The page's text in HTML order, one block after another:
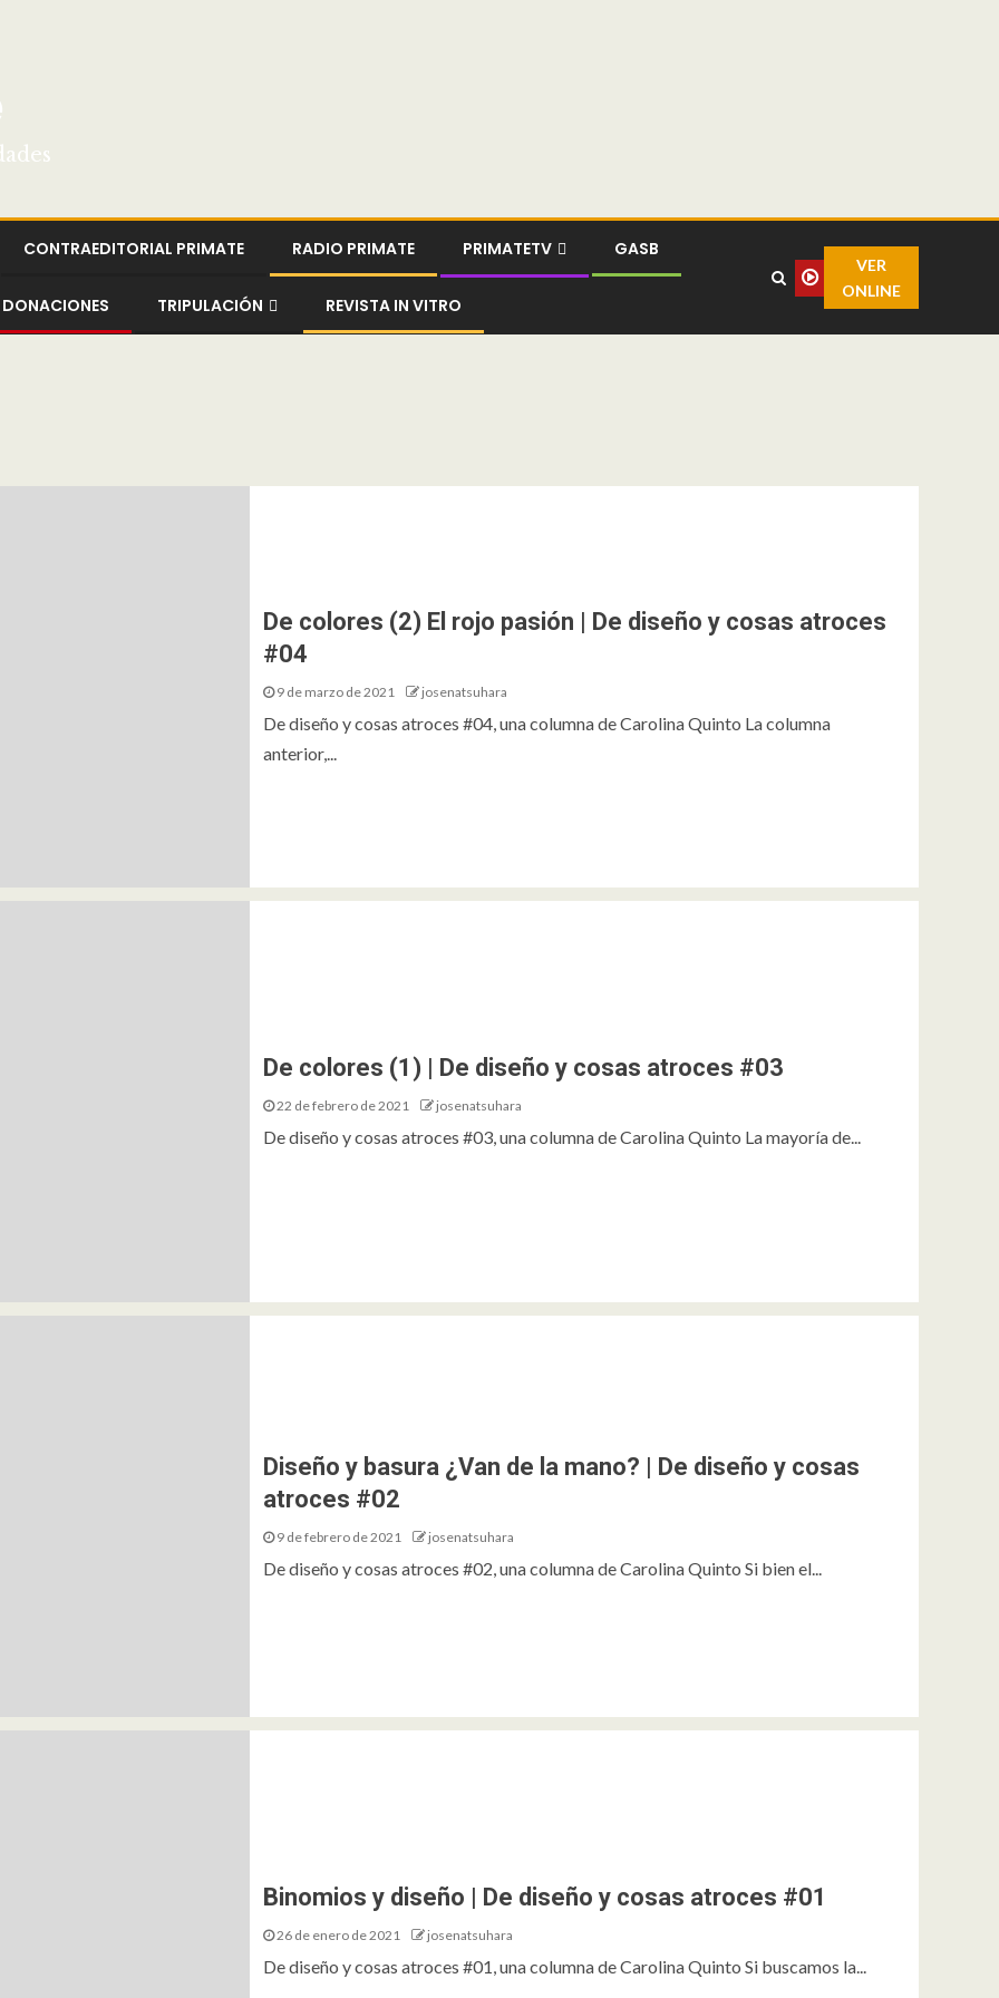
CONTRAEDITORIAL PRIMATE RADIO PRIMATE PRIMATETV GASB
DONACIONES TRIPULACIÓN REVISTA IN VITRO
VER
ONLINE
De colores (2) El rojo pasión | De diseño y cosas atroces
#04
9 de marzo de 2021 josenatsuhara
De diseño y cosas atroces #04, una columna de Carolina Quinto La columna
anterior,...
De colores (1) | De diseño y cosas atroces #03
22 de febrero de 2021 josenatsuhara
De diseño y cosas atroces #03, una columna de Carolina Quinto La mayoría de...
Diseño y basura ¿Van de la mano? | De diseño y cosas
atroces #02
9 de febrero de 2021 josenatsuhara
De diseño y cosas atroces #02, una columna de Carolina Quinto Si bien el...
Binomios y diseño | De diseño y cosas atroces #01
26 de enero de 2021 josenatsuhara
De diseño y cosas atroces #01, una columna de Carolina Quinto Si buscamos la...